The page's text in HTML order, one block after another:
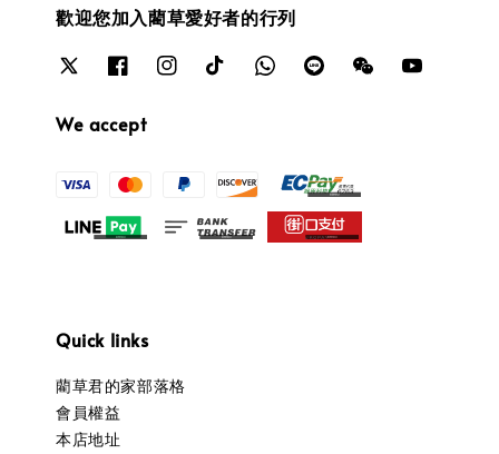
歡迎您加入藺草愛好者的行列
We accept
Quick links
藺草君的家部落格
會員權益
本店地址